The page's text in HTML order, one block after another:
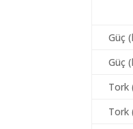
Güç
Güç
Tork
Tork